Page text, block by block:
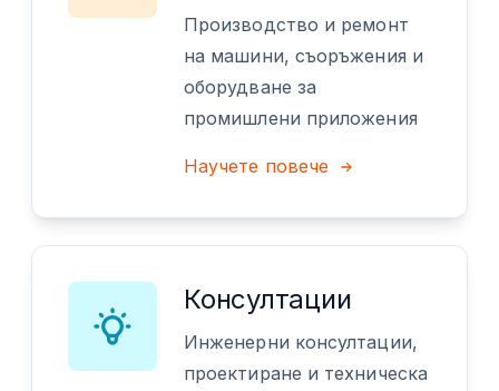
Производство и ремонт
на машини, съоръжения и
оборудване за
промишлени приложения
Научете повече
Консултации
Инженерни консултации,
проектиране и техническа